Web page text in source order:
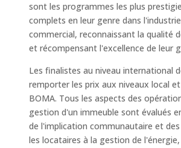
sont les programmes les plus
complets en leur genre dans
commercial, reconnaissant la qualité
et récompensant l'excellence de leur
Les finalistes au niveau international
remporter les prix aux niveaux local
BOMA. Tous les aspects des
gestion d'un immeuble sont évalués
de l'implication communautaire et
les locataires à la gestion de l'énergie,